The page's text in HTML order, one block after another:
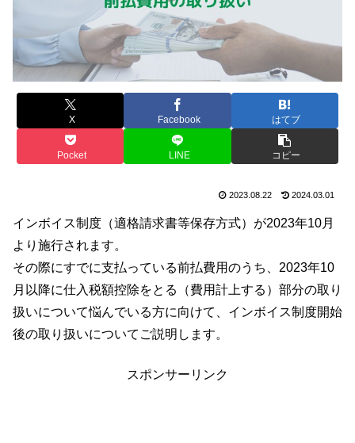
X Facebook はてブ
Pocket LINE コピー
2023.08.22 2024.03.01
インボイス制度（適格請求書等保存方式）が2023年10月
より施行されます。
その際にすでに支払っている前払費用のうち、2023年10
月以降に仕入税額控除をとる（費用計上する）部分の取り
扱いについて悩んでいる方に向けて、インボイス制度開始
後の取り扱いについてご説明します。
スポンサーリンク